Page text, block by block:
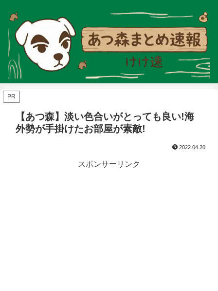
PR
【あつ森】淡い色合いがとっても良い!海
外勢が手掛けたお部屋が素敵!
2022.04.20
スポンサーリンク